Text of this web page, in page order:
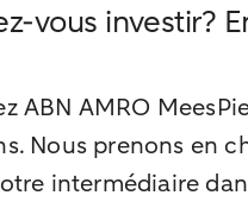
vous investir?
ABN AMRO
Nous prenons
intermédiaire